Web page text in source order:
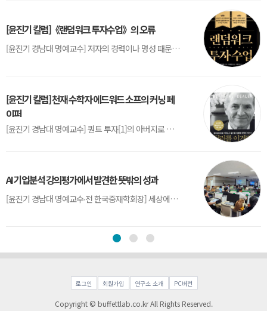
[윤진기 칼럼]《랜덤워크 투자수업》의 오류
[윤진기 경남대 명예교수] 저자의 경력이나 명성 때문인지 2020년에 번역 출판된 《랜덤워크 투자수업》(A Random Walk Down Wall Street) 12판은 표지부터가 거창하다. ‘45년간 12번 개정하며 철저히 검증한 투자서’, ‘전문가 부럽지 않은 투자 감각을 길러주는 위대한 투자지침서’ 라는 은빛 광고문구로 독자를 유혹한다.[1] 출판 50주...
[윤진기 칼럼] 천재 수학자 에드워드 소프의 커닝 페
이퍼
[윤진기 경남대 명예교수] 퀀트 투자[1]의 아버지로 불리는 에드워드 소프(Edward O. Thorp)는 수학계에서 천재로 알려진 인물이다. 그는 수학자이지만, 투자 업계에도 여러 가지 흥미로운 일화를 남겼다.수학을 이용하여 카지노를 이길 수 있는지가 궁금했던 그는 동료 교수가 소개해 준 블랙잭(Blackjack) 전략의 핵심을 손바닥 크기의 종이에 요...
AI 기업분석 강의평가에서 발견한 뜻밖의 성과
[윤진기 경남대 명예교수∙전 한국중재학회장] 세상에는 우연처럼 보이지만 인류의 진보를 이끌어낸 사건들이 있다. 영국의 알렉산더 플레밍(Alexander Fleming)이 곰팡이 핀 페트리 접시(Petri dish)를 버리지 않고[1] 관찰해 페니실린을 발견한 것은 그 대표적 사례다. 무심히 지나쳤다면 결코 없었을 혁신이었다.지난 7월 5일, 필자가 개발한 기업...
로그인 회원가입 연구소 소개 PC버전
Copyright © buffettlab.co.kr All Rights Reserved.